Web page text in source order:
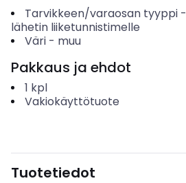
Tarvikkeen/varaosan tyyppi-
lähetin liiketunnistimelle
Väri- muu
Pakkaus ja ehdot
1 kpl
Vakiokäyttötuote
Tuotetiedot